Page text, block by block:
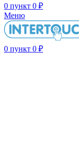
0 пункт 0 ₽
Меню
0 пункт 0 ₽